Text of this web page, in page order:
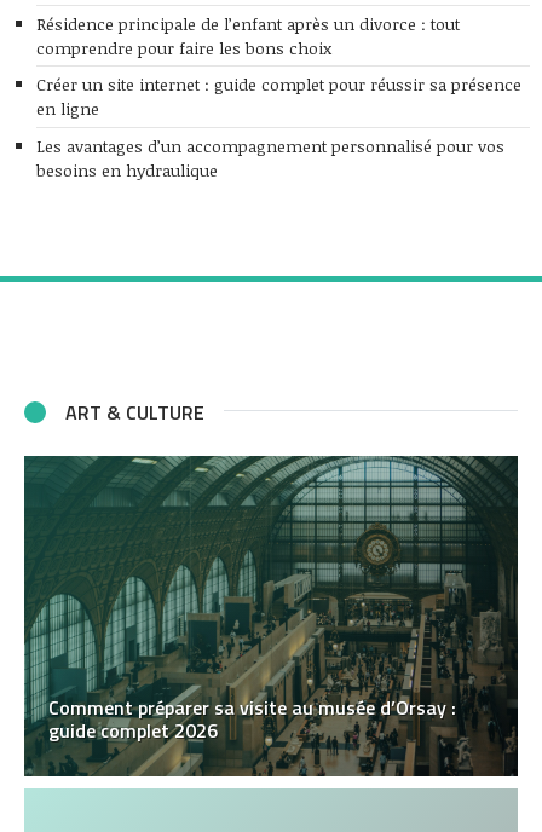
Résidence principale de l’enfant après un divorce : tout
comprendre pour faire les bons choix
Créer un site internet : guide complet pour réussir sa présence
en ligne
Les avantages d’un accompagnement personnalisé pour vos
besoins en hydraulique
ART & CULTURE
Comment préparer sa visite au musée d’Orsay :
guide complet 2026